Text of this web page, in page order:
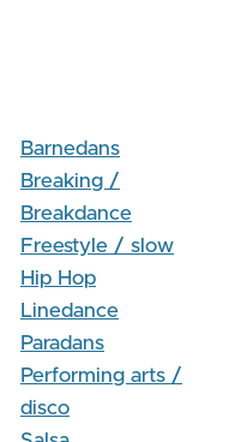
Barnedans
Breaking /
Breakdance
Freestyle / slow
Hip Hop
Linedance
Paradans
Performing arts /
disco